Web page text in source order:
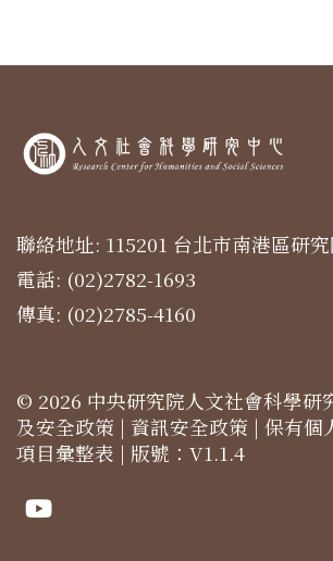
聯絡地址: 115201 台北市南港區研
電話: (02)2782-1693
傳真: (02)2785-4160
© 2026 中央研究院人文社會科學研
及安全政策 | 資訊安全政策 | 保有個
項目彙整表 | 版號：V1.1.4
Youtube